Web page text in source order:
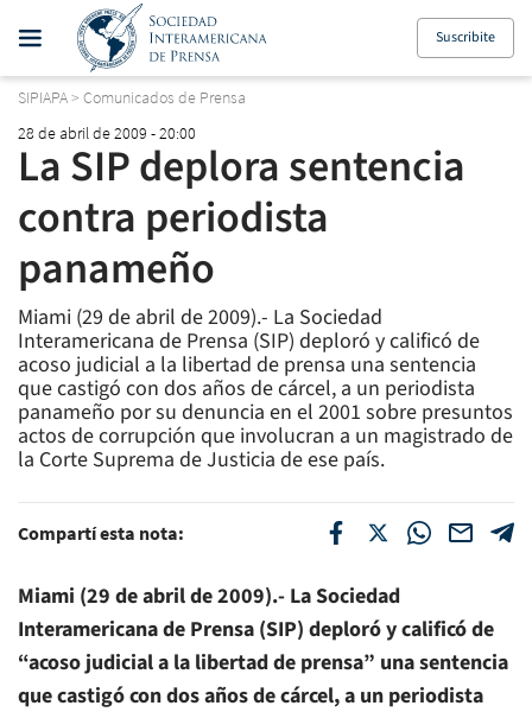
Suscribite
SIPIAPA> Comunicados de Prensa
28 de abril de 2009 - 20:00
La SIP deplora sentencia
contra periodista
panameño
Miami (29 de abril de 2009).- La Sociedad
Interamericana de Prensa (SIP) deploró y calificó de
acoso judicial a la libertad de prensa una sentencia
que castigó con dos años de cárcel, a un periodista
panameño por su denuncia en el 2001 sobre presuntos
actos de corrupción que involucran a un magistrado de
la Corte Suprema de Justicia de ese país.
Compartí esta nota:
Miami (29 de abril de 2009).- La Sociedad
Interamericana de Prensa (SIP) deploró y calificó de
“acoso judicial a la libertad de prensa” una sentencia
que castigó con dos años de cárcel, a un periodista